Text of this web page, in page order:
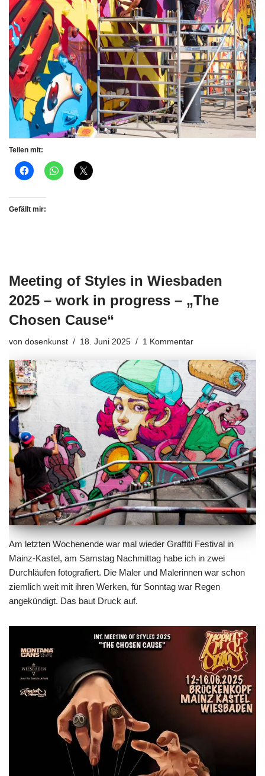
Teilen mit:
Gefällt mir:
Meeting of Styles in Wiesbaden
2025 – work in progress – „The
Chosen Cause“
von dosenkunst 18. Juni 2025 1 Kommentar
Am letzten Wochenende war mal wieder Graffiti Festival in
Mainz-Kastel, am Samstag Nachmittag habe ich in zwei
Durchläufen fotografiert. Die Maler und Malerinnen war schon
ziemlich weit mit ihren Werken, für Sonntag war Regen
angekündigt. Das baut Druck auf.